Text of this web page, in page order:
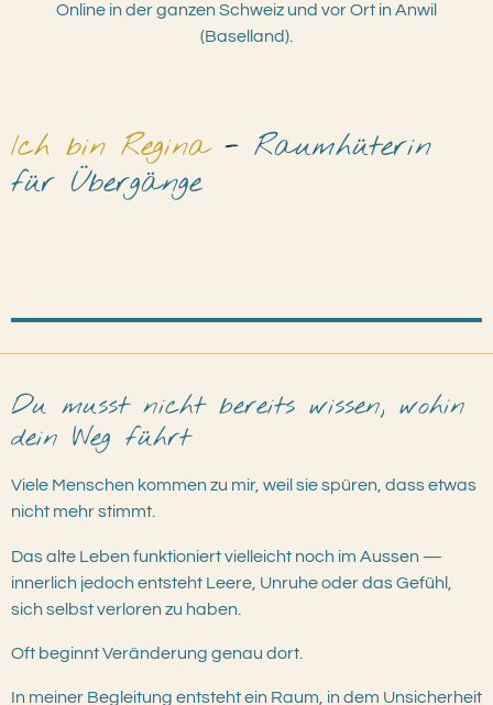
Online in der ganzen Schweiz und vor Ort in Anwil
(Baselland).
Ich bin Regina- Raumhüterin
für Übergänge
Du musst nicht bereits wissen, wohin
dein Weg führt
Viele Menschen kommen zu mir, weil sie spüren, dass etwas
nicht mehr stimmt.
Das alte Leben funktioniert vielleicht noch im Aussen —
innerlich jedoch entsteht Leere, Unruhe oder das Gefühl,
sich selbst verloren zu haben.
Oft beginnt Veränderung genau dort.
In meiner Begleitung entsteht ein Raum, in dem Unsicherheit